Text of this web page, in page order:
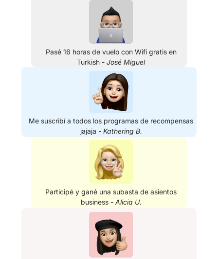
Pasé 16 horas de vuelo con Wifi gratis en
Turkish - José Miguel
Me suscribí a todos los programas de recompensas
jajaja - Kathering B.
Participé y gané una subasta de asientos
business - Alicia U.